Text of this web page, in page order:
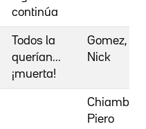
continúa
Todos la
querían...
¡muerta!
Gomez,
Nick
Piero